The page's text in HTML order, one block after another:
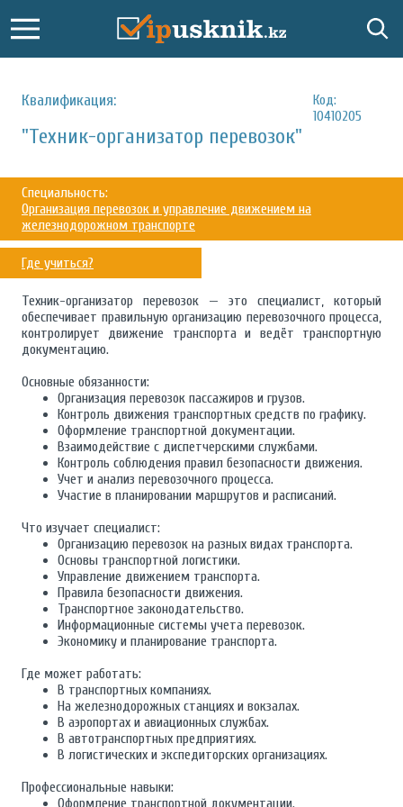
Квалификация:
Код:
10410205
"Техник-организатор перевозок"
Специальность:
Организация перевозок и управление движением на
железнодорожном транспорте
Где учиться?
Техник-организатор перевозок — это специалист, который
обеспечивает правильную организацию перевозочного процесса,
контролирует движение транспорта и ведёт транспортную
документацию.
Основные обязанности:
Организация перевозок пассажиров и грузов.
Контроль движения транспортных средств по графику.
Оформление транспортной документации.
Взаимодействие с диспетчерскими службами.
Контроль соблюдения правил безопасности движения.
Учет и анализ перевозочного процесса.
Участие в планировании маршрутов и расписаний.
Что изучает специалист:
Организацию перевозок на разных видах транспорта.
Основы транспортной логистики.
Управление движением транспорта.
Правила безопасности движения.
Транспортное законодательство.
Информационные системы учета перевозок.
Экономику и планирование транспорта.
Где может работать:
В транспортных компаниях.
На железнодорожных станциях и вокзалах.
В аэропортах и авиационных службах.
В автотранспортных предприятиях.
В логистических и экспедиторских организациях.
Профессиональные навыки:
Оформление транспортной документации.